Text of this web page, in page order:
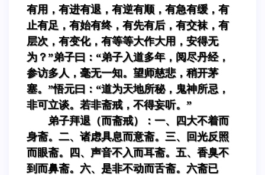
有用，有进有退，有逆有顺，有急有缓，有
止有足，有始有终，有先有后，有交袜，有
层次，有变化，有等等大作大用，安得无
为？”弟子曰：“弟子入道多年，阅尽丹经，
参访多人，毫无一知。望师慈悲，稍开茅
塞。”悟元曰：“道为天地所秘，鬼神所忌，
非可立谈。若非斋戒，不得妄听。”
弟子拜退（而斋戒）：一、四大不着而
身斋。二、诸虑具息而意斋。三、回光反照
而眼斋。四、声音不入而耳斋。五、香臭不
到而鼻斋。六、是非不动而舌斋。六斋已